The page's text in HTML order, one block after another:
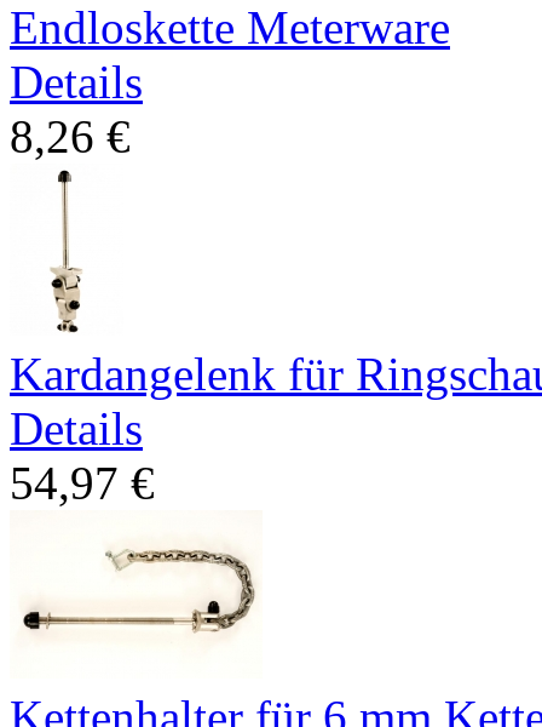
Endloskette Meterware
Details
8,26 €
Kardangelenk für
Details
54,97 €